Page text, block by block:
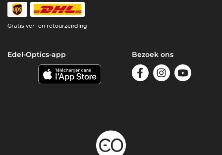
Gratis ver- en retourzending
Edel-Optics-app Bezoek ons